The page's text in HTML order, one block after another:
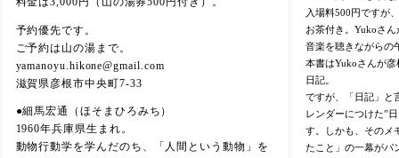
予約優先です。
ご予約は山の湯まで。
yamanoyu.hikone@gmail.com
滋賀県彦根市中央町7-33
●細馬宏通（ほそまひろみち）
1960年兵庫県生まれ。
動物行動学を学んだのち、「人間という動物」を
入場料500円ですが
お茶付き。Yukoさ
音楽を聴きながらの
本書はYukoさんが
日記。
ですが、「日記」と
レンダーにつけた”
す。しかも、そのメ
たこと」の一幕がパ